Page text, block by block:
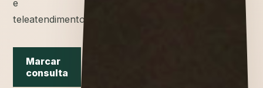
e
teleatendimento.
Marcar
consulta